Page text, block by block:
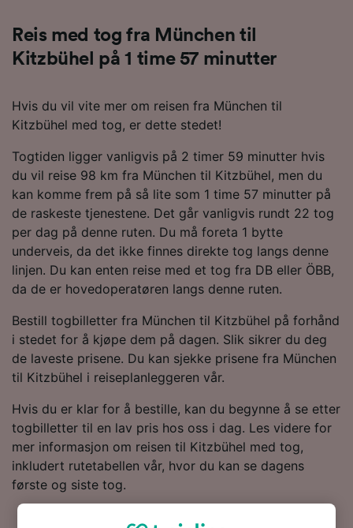
Reis med tog fra München til
Kitzbühel på 1 time 57 minutter
Hvis du vil vite mer om reisen fra München til
Kitzbühel med tog, er dette stedet!
Togtiden ligger vanligvis på 2 timer 59 minutter hvis
du vil reise 98 km fra München til Kitzbühel, men du
kan komme frem på så lite som 1 time 57 minutter på
de raskeste tjenestene. Det går vanligvis rundt 22 tog
per dag på denne ruten. Du må foreta 1 bytte
underveis, da det ikke finnes direkte tog langs denne
linjen. Du kan enten reise med et tog fra DB eller ÖBB,
da de er hovedoperatøren langs denne ruten.
Bestill togbilletter fra München til Kitzbühel på forhånd
i stedet for å kjøpe dem på dagen. Slik sikrer du deg
de laveste prisene. Du kan sjekke prisene fra München
til Kitzbühel i reiseplanleggeren vår.
Hvis du er klar for å bestille, kan du begynne å se etter
togbilletter til en lav pris hos oss i dag. Les videre for
mer informasjon om reisen til Kitzbühel med tog,
inkludert rutetabellen vår, hvor du kan se dagens
første og siste tog.